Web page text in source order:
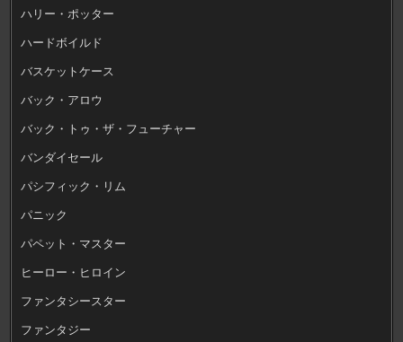
ハリー・ポッター
ハードボイルド
バスケットケース
バック・アロウ
バック・トゥ・ザ・フューチャー
バンダイセール
パシフィック・リム
パニック
パペット・マスター
ヒーロー・ヒロイン
ファンタシースター
ファンタジー